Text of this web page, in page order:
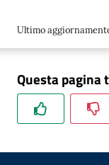
Formazione
Notizie
Ultimo
Questa pagina